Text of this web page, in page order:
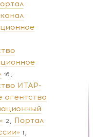
16
ИТАР-
2
Портал
1